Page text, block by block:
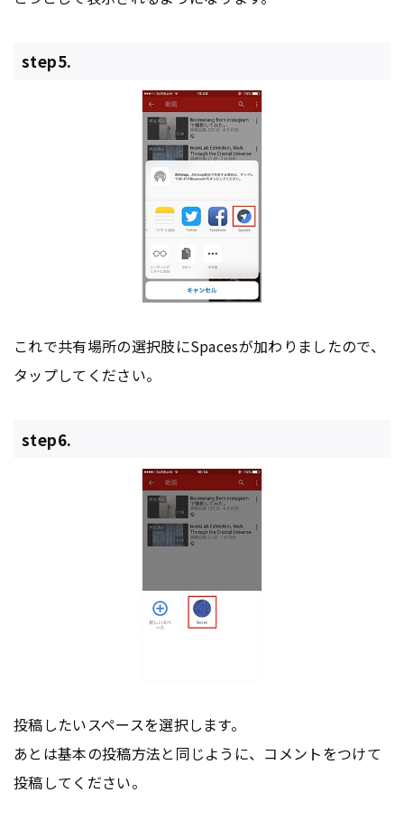
step5.
これで共有場所の選択肢にSpacesが加わりましたので、
タップしてください。
step6.
投稿したいスペースを選択します。
あとは基本の投稿方法と同じように、コメントをつけて
投稿してください。